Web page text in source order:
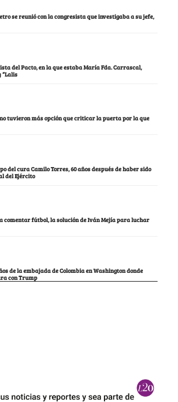
se reunió con la congresista que investigaba a su jefe,
del Pacto, en la que estaba María Fda. Carrascal,
“Lalis
tuvieron más opción que criticar la puerta por la que
del cura Camilo Torres, 60 años después de haber sido
del Ejército
comentar fútbol, la solución de Iván Mejía para luchar
de la embajada de Colombia en Washington donde
con Trump